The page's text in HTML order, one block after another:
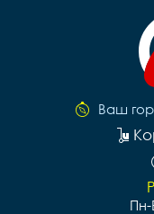
Ваш
Пн-